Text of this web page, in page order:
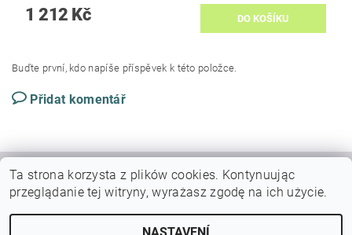
1 212 Kč
Buďte první, kdo napíše příspěvek k této položce.
Přidat komentář
VŠEOBECNÉ OBCHODNÍ PODMÍNKY | DOPRAVY A PLATBY |
Podmínky ochrany osobních údajů
Ta strona korzysta z plików cookies. Kontynuując
przeglądanie tej witryny, wyrażasz zgodę na ich użycie.